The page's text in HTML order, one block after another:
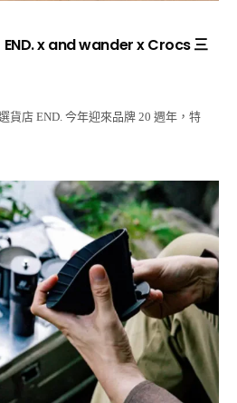
END. x and wander x Crocs 三
貨店 END. 今年迎來品牌 20 週年，特